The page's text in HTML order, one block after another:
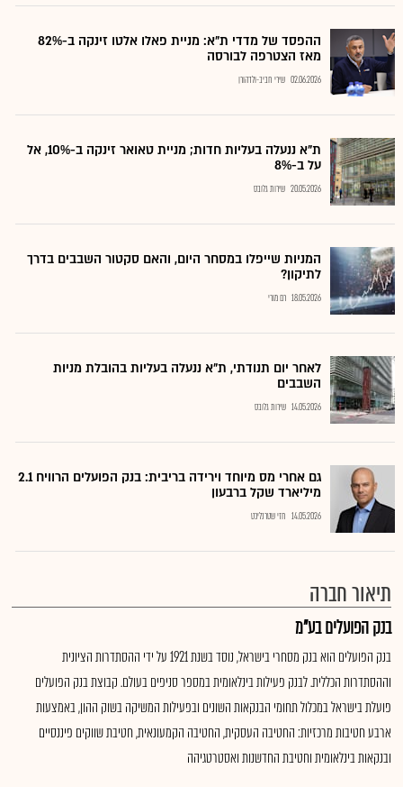
ההפסד של מדדי ת"א: מניית פאלו אלטו זינקה ב-82%
מאז הצטרפה לבורסה
02.06.2026 שירי חביב-ולדהורן
ת"א ננעלה בעליות חדות; מניית טאואר זינקה ב-10%, אל
על ב-8%
20.05.2026 שירות גלובס
המניות שייפלו במסחר היום, והאם סקטור השבבים בדרך
לתיקון?
18.05.2026 רם מורי
לאחר יום תנודתי, ת"א ננעלה בעליות בהובלת מניות
השבבים
14.05.2026 שירות גלובס
גם אחרי מס מיוחד וירידה בריבית: בנק הפועלים הרוויח 2.1
מיליארד שקל ברבעון
14.05.2026 חזי שטרנליכט
תיאור חברה
בנק הפועלים בע"מ
בנק הפועלים הוא בנק מסחרי בישראל, נוסד בשנת 1921 על ידי ההסתדרות הציונית
וההסתדרות הכללית. לבנק פעילות בינלאומית במספר סניפים בעולם. קבוצת בנק הפועלים
פועלת בישראל במכלול תחומי הבנקאות השונים ובפעילות המשיקה בשוק ההון, באמצעות
ארבע חטיבות מרכזיות: החטיבה העסקית, החטיבה הקמעונאית, חטיבת שווקים פיננסיים
ובנקאות בינלאומית וחטיבת החדשנות ואסטרטגיהה